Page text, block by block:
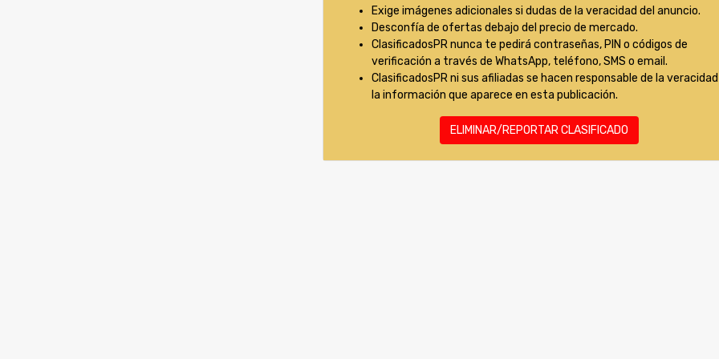
Exige imágenes adicionales si dudas de la veracidad del anuncio.
Desconfía de ofertas debajo del precio de mercado.
ClasificadosPR nunca te pedirá contraseñas, PIN o códigos de
verificación a través de WhatsApp, teléfono, SMS o email.
ClasificadosPR ni sus afiliadas se hacen responsable de la
la información que aparece en esta publicación.
ELIMINAR/REPORTAR CLASIFICADO